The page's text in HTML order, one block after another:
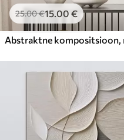
25.00€15.00 €